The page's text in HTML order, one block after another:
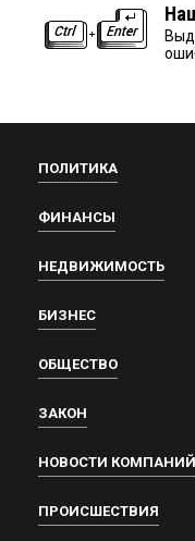
ПОЛИТИКА
ФИНАНСЫ
НЕДВИЖИМОСТЬ
БИЗНЕС
ОБЩЕСТВО
ЗАКОН
НОВОСТИ КОМПАНИЙ
ПРОИСШЕСТВИЯ